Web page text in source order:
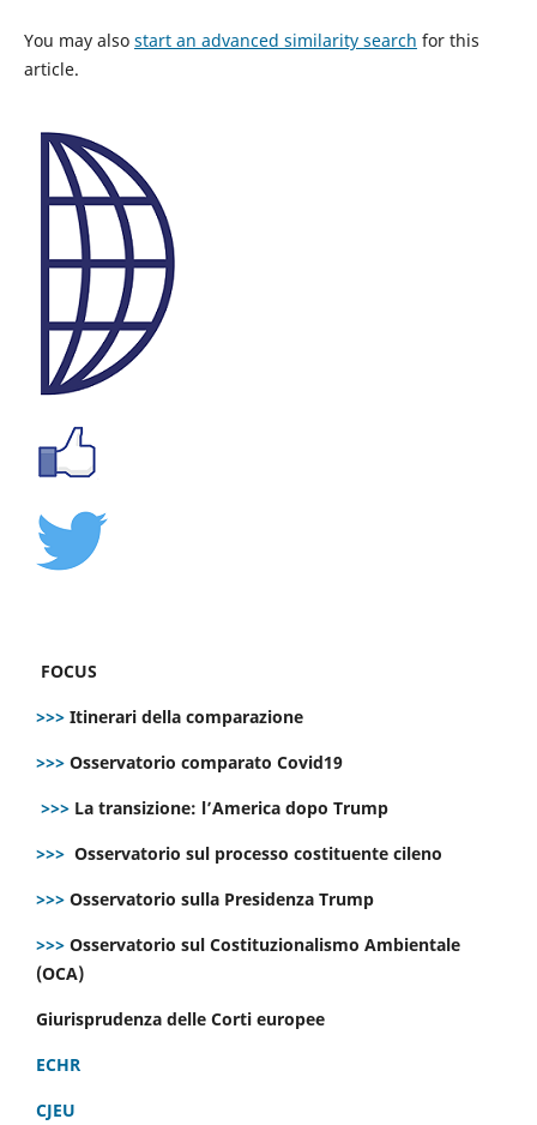
You may also start an advanced similarity search for this
article.
FOCUS
>>> Itinerari della comparazione
>>> Osservatorio comparato Covid19
>>> La transizione: l’America dopo Trump
>>> Osservatorio sul processo costituente cileno
>>> Osservatorio sulla Presidenza Trump
>>> Osservatorio sul Costituzionalismo Ambientale
(OCA)
Giurisprudenza delle Corti europee
ECHR
CJEU